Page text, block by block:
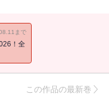
金目さん
まで
！全
この作品の最新巻